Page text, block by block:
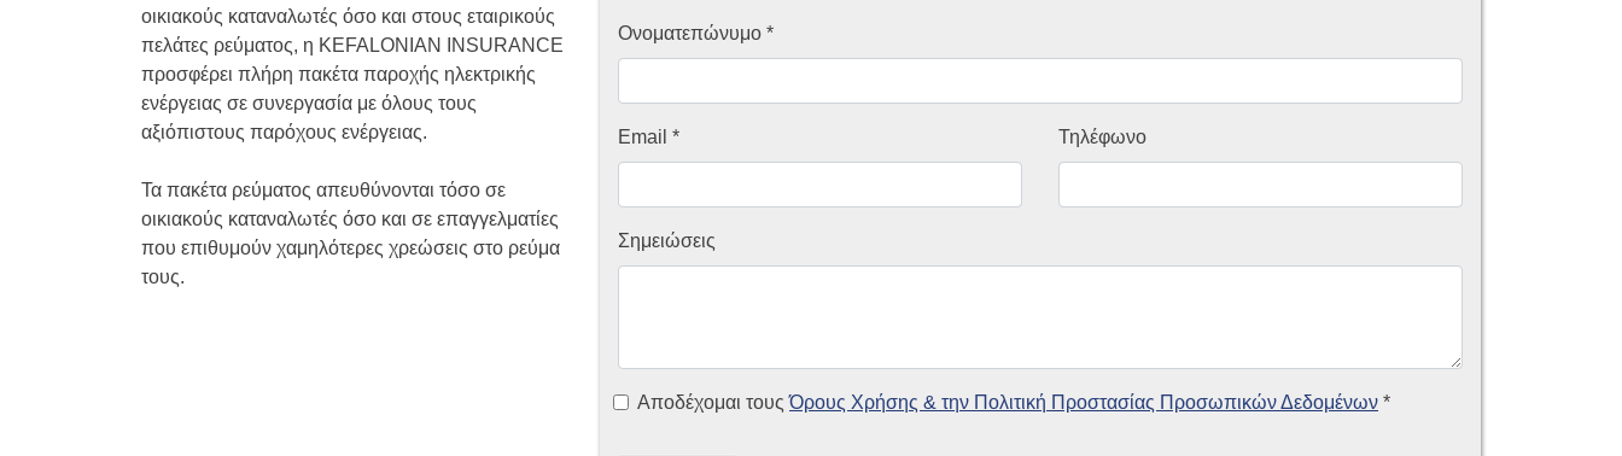
οικιακούς καταναλωτές όσο και στους εταιρικούς
πελάτες ρεύματος, η KEFALONIAN INSURANCE
προσφέρει πλήρη πακέτα παροχής ηλεκτρικής
ενέργειας σε συνεργασία με όλους τους
αξιόπιστους παρόχους ενέργειας.
Τα πακέτα ρεύματος απευθύνονται τόσο σε
οικιακούς καταναλωτές όσο και σε επαγγελματίες
που επιθυμούν χαμηλότερες χρεώσεις στο ρεύμα
τους.
Ονοματεπώνυμο *
Email * Τηλέφωνο
Σημειώσεις
Αποδέχομαι τουςΌρους Χρήσης & την Πολιτική Προστασίας Προσωπικών Δεδομένων *